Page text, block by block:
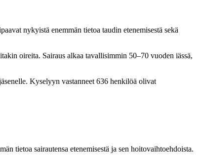
nykyistä enemmän tietoa taudin etenemisestä sekä
oireita. Sairaus alkaa tavallisimmin 50–70 vuoden iässä,
Kyselyyn vastanneet 636 henkilöä olivat
tietoa sairautensa etenemisestä ja sen hoitovaihtoehdoista.